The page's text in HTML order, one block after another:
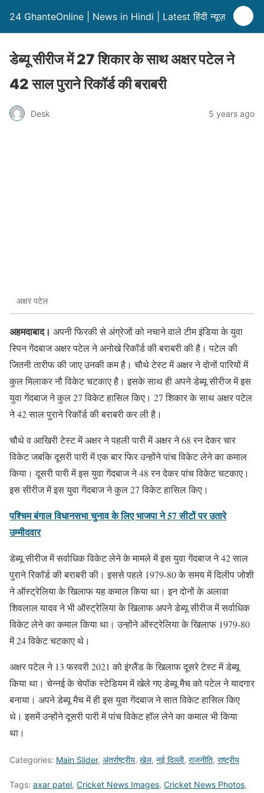
24 GhanteOnline | News in Hindi | Latest हिंदी न्यूज़
डेब्यू सीरीज में 27 शिकार के साथ अक्षर पटेल ने
42 साल पुराने रिकॉर्ड की बराबरी
Desk 5 years ago
अक्षर पटेल
अहमदाबाद। अपनी फिरकी से अंग्रेजों को नचाने वाले टीम इंडिया के युवा
स्पिन गेंदबाज अक्षर पटेल ने अनोखे रिकॉर्ड की बराबरी की है। पटेल की
जितनी तारीफ की जाए उनकी कम है। चौथे टेस्ट में अक्षर ने दोनों पारियों में
कुल मिलाकर नौ विकेट चटकाए है। इसके साथ ही अपने डेब्यू सीरीज में इस
युवा गेंदबाज ने कुल 27 विकेट हासिल किए। 27 शिकार के साथ अक्षर पटेल
ने 42 साल पुराने रिकॉर्ड की बराबरी कर ली है।
चौथे व आखिरी टेस्ट में अक्षर ने पहली पारी में अक्षर ने 68 रन देकर चार
विकेट जबकि दूसरी पारी में एक बार फिर उन्होंने पांच विकेट लेने का कमाल
किया। दूसरी पारी में इस युवा गेंदबाज ने 48 रन देकर पांच विकेट चटकाए।
इस सीरीज में इस युवा गेंदबाज ने कुल 27 विकेट हासिल किए।
पश्चिम बंगाल विधानसभा चुनाव के लिए भाजपा ने 57 सीटों पर उतारे
उम्मीदवार
डेब्यू सीरीज में सर्वाधिक विकेट लेने के मामले में इस युवा गेंदबाज ने 42 साल
पुराने रिकॉर्ड की बराबरी की। इससे पहले 1979-80 के समय में दिलीप जोशी
ने ऑस्ट्रेलिया के खिलाफ यह कमाल किया था। इन दोनों के अलावा
शिवलाल यादव ने भी ऑस्ट्रेलिया के खिलाफ अपने डेब्यू सीरीज में सर्वाधिक
विकेट लेने का कमाल किया था। उन्होंने ऑस्ट्रेलिया के खिलाफ 1979-80
में 24 विकेट चटकाए थे।
अक्षर पटेल ने 13 फरवरी 2021 को इंग्लैंड के खिलाफ दूसरे टेस्ट में डेब्यू
किया था। चेन्नई के चेपॉक स्टेडियम में खेले गए डेब्यू मैच को पटेल ने यादगार
बनाया। अपने डेब्यू मैच में ही इस युवा गेंदबाज ने सात विकेट हासिल किए
थे। इसमें उन्होंने दूसरी पारी में पांच विकेट हॉल लेने का कमाल भी किया
था।
Categories: Main Slider, अंतर्राष्ट्रीय, खेल, नई दिल्ली, राजनीति, राष्ट्रीय
Tags: axar patel, Cricket News Images, Cricket News Photos,